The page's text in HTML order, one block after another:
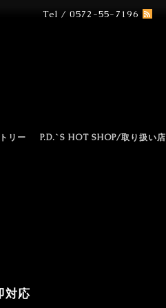
Tel / 0572-55-7196
リー P.D.`S HOT SHOP/取り扱い店
対応